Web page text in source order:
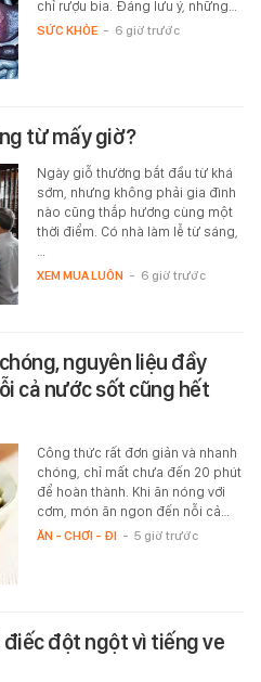
chỉ rượu bia. Đáng lưu ý, những…
SỨC KHỎE - 6 giờ trước
từ mấy giờ?
Ngày giỗ thường bắt đầu từ khá
sớm, nhưng không phải gia đình
nào cũng thắp hương cùng một
thời điểm. Có nhà làm lễ từ sáng,
…
XEM MUA LUÔN - 6 giờ trước
nguyên liệu đầy
cả nước sốt cũng hết
Công thức rất đơn giản và nhanh
chóng, chỉ mất chưa đến 20 phút
để hoàn thành. Khi ăn nóng với
cơm, món ăn ngon đến nỗi cả…
ĂN - CHƠI - ĐI - 5 giờ trước
điếc đột ngột vì tiếng ve